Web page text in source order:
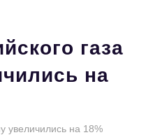
газа
на
увеличились на 18%